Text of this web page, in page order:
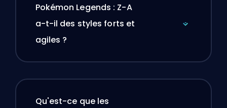
Pokémon Legends : Z-A
a-t-il des styles forts et
agiles ?
Qu'est-ce que les